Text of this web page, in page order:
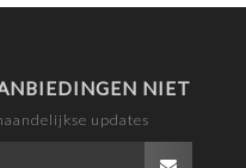
NIET
updates